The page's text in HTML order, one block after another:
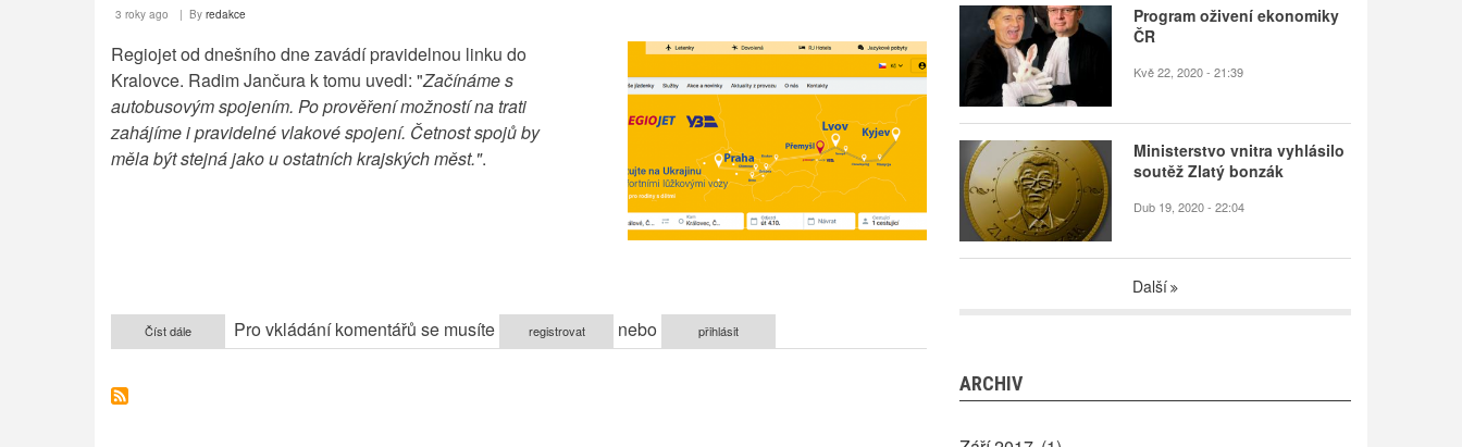
3 roky ago By redakce
Regiojet od dnešního dne zavádí pravidelnou linku do
Kralovce. Radim Jančura k tomu uvedl: "Začínáme s
autobusovým spojením. Po prověření možností na trati
zahájíme i pravidelné vlakové spojení. Četnost spojů by
měla být stejná jako u ostatních krajských měst.".
Číst dále
Regiojet
Pro vkládání komentářů se musíte registrovat nebo přihlásit
Program oživení ekonomiky
ČR
Kvě 22, 2020 - 21:39
Ministerstvo vnitra vyhlásilo
soutěž Zlatý bonzák
Dub 19, 2020 - 22:04
Další
ARCHIV